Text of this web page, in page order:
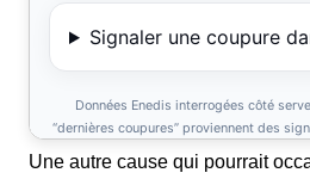
Une autre cause qui pourrait